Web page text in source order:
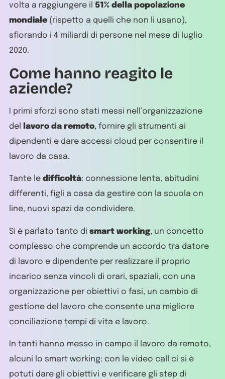
volta a raggiungere il 51% della popolazione
mondiale (rispetto a quelli che non li usano),
sfiorando i 4 miliardi di persone nel mese di luglio
2020.
Come hanno reagito le
aziende?
I primi sforzi sono stati messi nell’organizzazione
del
lavoro da remoto, fornire gli strumenti ai
dipendenti e dare accessi cloud per consentire il
lavoro da casa.
Tante le difficoltà: connessione lenta, abitudini
differenti, figli a casa da gestire con la scuola on
line, nuovi spazi da condividere.
Si è parlato tanto di smart working, un concetto
complesso che comprende un accordo tra datore
di lavoro e dipendente per realizzare il proprio
incarico senza vincoli di orari, spaziali, con una
organizzazione per obiettivi o fasi, un cambio di
gestione del lavoro che consente una migliore
conciliazione tempi di vita e lavoro.
In tanti hanno messo in campo il lavoro da remoto,
alcuni lo smart working: con le video call ci si è
potuti dare gli obiettivi e verificare gli step di